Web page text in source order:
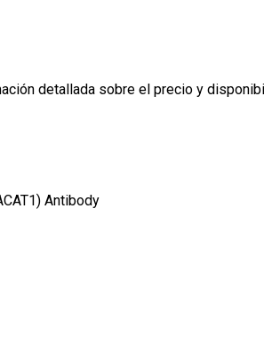
detallada sobre el precio y
Antibody